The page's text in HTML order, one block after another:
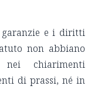
garanzie e i diritti
non abbiano
nei chiarimenti
di prassi, né in